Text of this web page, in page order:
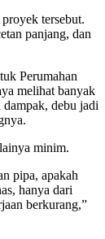
tersebut.
panjang, dan
Perumahan
melihat banyak
debu jadi
minim.
pipa, apakah
hanya dari
berkurang,”